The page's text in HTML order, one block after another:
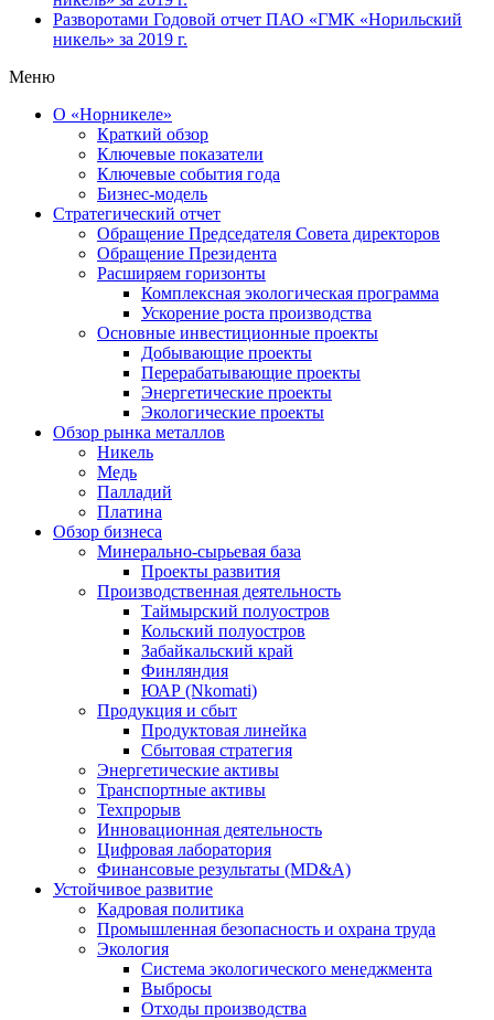
Разворотами Годовой отчет ПАО «ГМК «Норильский
никель» за 2019 г.
Меню
О «Норникеле»
Краткий обзор
Ключевые показатели
Ключевые события года
Бизнес-модель
Стратегический отчет
Обращение Председателя Совета директоров
Обращение Президента
Расширяем горизонты
Комплексная экологическая программа
Ускорение роста производства
Основные инвестиционные проекты
Добывающие проекты
Перерабатывающие проекты
Энергетические проекты
Экологические проекты
Обзор рынка металлов
Никель
Медь
Палладий
Платина
Обзор бизнеса
Минерально-сырьевая база
Проекты развития
Производственная деятельность
Таймырский полуостров
Кольский полуостров
Забайкальский край
Финляндия
ЮАР (Nkomati)
Продукция и сбыт
Продуктовая линейка
Сбытовая стратегия
Энергетические активы
Транспортные активы
Техпрорыв
Инновационная деятельность
Цифровая лаборатория
Финансовые результаты (MD&A)
Устойчивое развитие
Кадровая политика
Промышленная безопасность и охрана труда
Экология
Система экологического менеджмента
Выбросы
Отходы производства